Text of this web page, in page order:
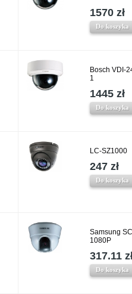
1570 zł
Do koszyka
Bosch VDI-
1
1445 zł
Do koszyka
LC-SZ1000
247 zł
Do koszyka
Samsung
1080P
317.11
Do koszyka